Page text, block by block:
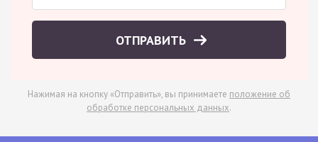
ОТПРАВИТЬ
Нажимая на кнопку «Отправить», вы принимаете положение об
обработке персональных данных.